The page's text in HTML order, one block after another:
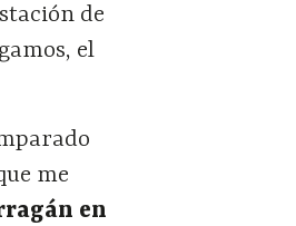
de
el
me
en